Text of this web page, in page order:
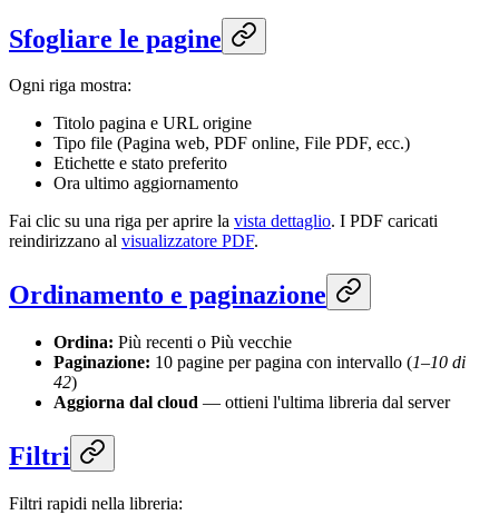
Sfogliare le pagine
Ogni riga mostra:
Titolo pagina e URL origine
Tipo file (Pagina web, PDF online, File PDF, ecc.)
Etichette e stato preferito
Ora ultimo aggiornamento
Fai clic su una riga per aprire la vista dettaglio. I PDF caricati
reindirizzano al visualizzatore PDF.
Ordinamento e paginazione
Ordina: Più recenti o Più vecchie
Paginazione: 10 pagine per pagina con intervallo (1–10 di
42)
Aggiorna dal cloud — ottieni l'ultima libreria dal server
Filtri
Filtri rapidi nella libreria: